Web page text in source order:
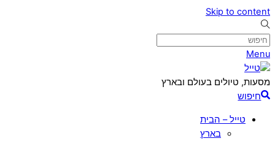
Skip to content
Menu
מסעות, טיולים בעולם ובארץ
חיפוש
טייל – הבית
בארץ